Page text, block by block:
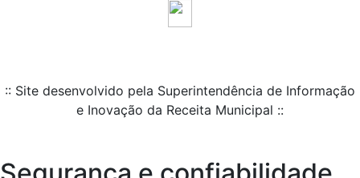
:: Site desenvolvido pela Superintendência de Informação
e Inovação da Receita Municipal ::